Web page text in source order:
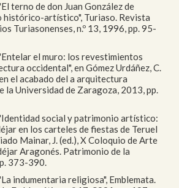
terno de don Juan González de
histórico-artístico", Turiaso. Revista
Turiasonenses, n.º 13, 1996, pp. 95-
el muro: los revestimientos
occidental", en Gómez Urdáñez, C.
el acabado del a arquitectura
la Universidad de Zaragoza, 2013, pp.
social y patrimonio artístico:
en los carteles de fiestas de Teruel
Mainar, J. (ed.), X Coloquio de Arte
Aragonés. Patrimonio de la
373-390.
indumentaria religiosa", Emblemata.